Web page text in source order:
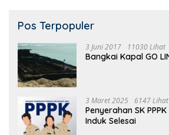
Pos Terpopuler
3 Juni 2017 11030 Lihat
Bangkai Kapal GO
3 Maret 2025 6147 Lihat
Penyerahan SK
Induk Selesai